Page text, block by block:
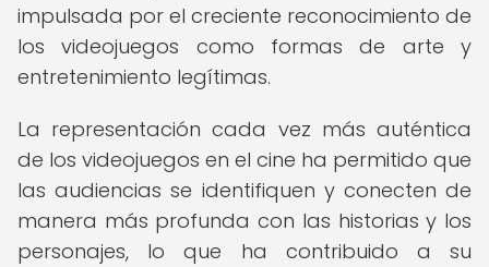
impulsada por el creciente reconocimiento de
los videojuegos como formas de arte y
entretenimiento legítimas.
La representación cada vez más auténtica
de los videojuegos en el cine ha permitido que
las audiencias se identifiquen y conecten de
manera más profunda con las historias y los
personajes, lo que ha contribuido a su